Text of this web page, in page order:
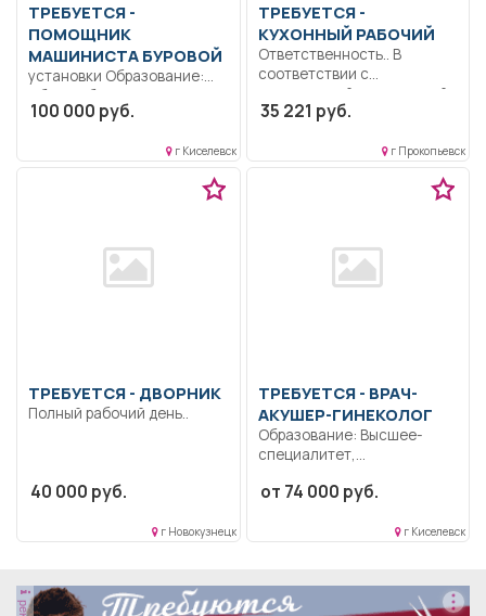
ТРЕБУЕТСЯ -
ПОМОЩНИК
МАШИНИСТА БУРОВОЙ
установки Образование:
Общее образование..
Выявление и устранение
100 000 руб.
г Киселевск
ТРЕБУЕТСЯ -
КУХОННЫЙ РАБОЧИЙ
Ответственность.. В
соответствии с
должностной инструкцией,
утвержденной в
35 221 руб.
г Прокопьевск
ТРЕБУЕТСЯ - ДВОРНИК
Полный рабочий день..
40 000 руб.
г Новокузнецк
ТРЕБУЕТСЯ - ВРАЧ-
АКУШЕР-ГИНЕКОЛОГ
Образование: Высшее-
специалитет,
Ответственность.
Выполнение должностных
от 74 000 руб.
г Киселевск